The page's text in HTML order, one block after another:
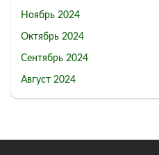
Ноябрь 2024
Октябрь 2024
Сентябрь 2024
Август 2024